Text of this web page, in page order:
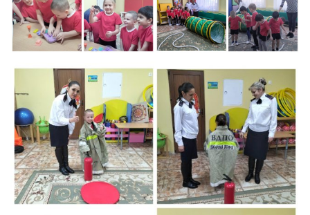
Реализация соц заказа
Напишите нам